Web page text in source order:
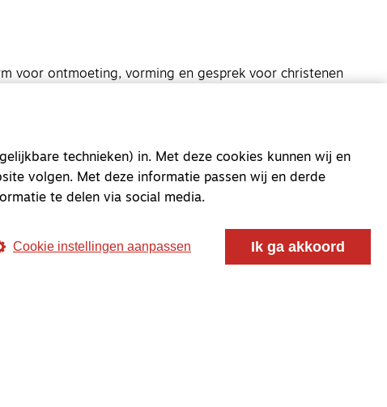
voor ontmoeting, vorming en gesprek voor christenen
technieken) in. Met deze cookies kunnen wij en
volgen. Met deze informatie passen wij en derde
te delen via social media.
Cookie instellingen aanpassen Ik ga akkoord